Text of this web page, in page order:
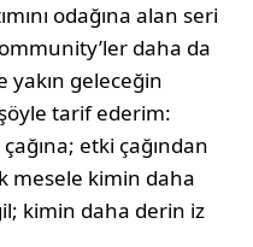
odağına alan seri
daha da
geleceğin
tarif ederim:
etki çağından
mesele kimin daha
kimin daha derin iz